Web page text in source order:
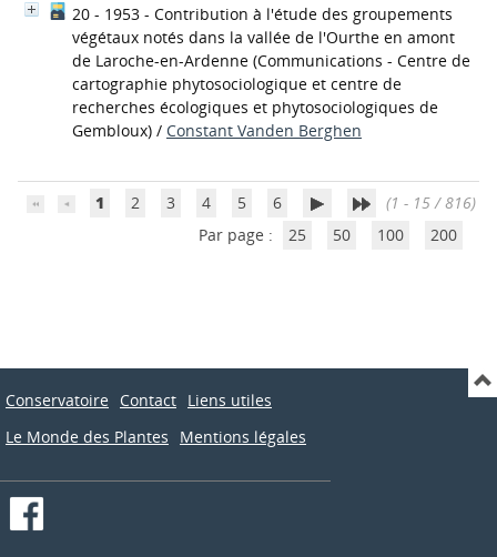
20 - 1953 - Contribution à l'étude des groupements
végétaux notés dans la vallée de l'Ourthe en amont
de Laroche-en-Ardenne (Communications - Centre de
cartographie phytosociologique et centre de
recherches écologiques et phytosociologiques de
Gembloux) / Constant Vanden Berghen
1 2 3 4 5 6
(1 - 15 / 816)
Par page :
25 50 100 200
Conservatoire Contact Liens utiles
Le Monde des Plantes
Mentions légales